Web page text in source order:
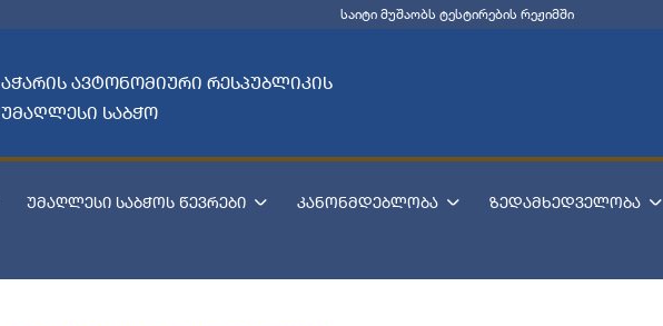
საიტი მუშაობს ტესტირების რეჟიმში
აჭარის ავტონომიური რესპუბლიკის
უმაღლესი საბჭო
უმაღლესი საბჭოს წევრები კანონმდებლობა ზედამხედველობა